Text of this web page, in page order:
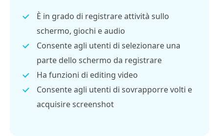
È in grado di registrare attività sullo
schermo, giochi e audio
Consente agli utenti di selezionare una
parte dello schermo da registrare
Ha funzioni di editing video
Consente agli utenti di sovrapporre volti e
acquisire screenshot